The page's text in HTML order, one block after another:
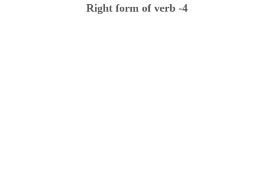
Right form of verb -4